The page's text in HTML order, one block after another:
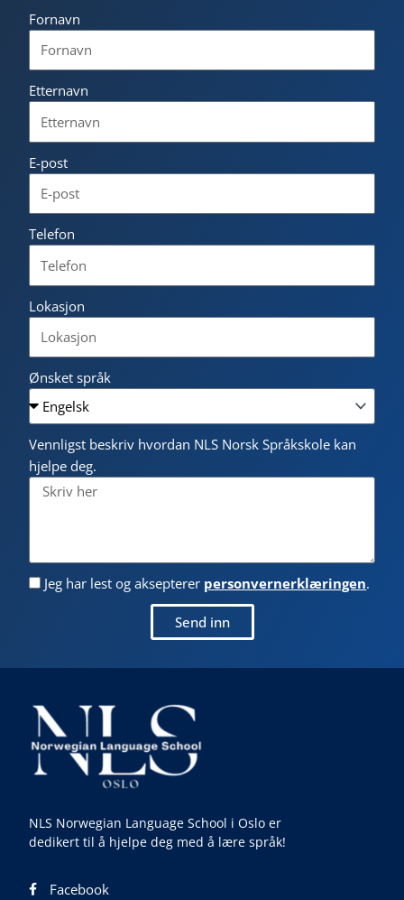
Fornavn
Etternavn
E-post
Telefon
Lokasjon
Ønsket språk
Vennligst beskriv hvordan NLS Norsk Språkskole kan
hjelpe deg.
Jeg har lest og aksepterer personvernerklæringen.
Send inn
NLS Norwegian Language School i Oslo er
dedikert til å hjelpe deg med å lære språk!
Facebook